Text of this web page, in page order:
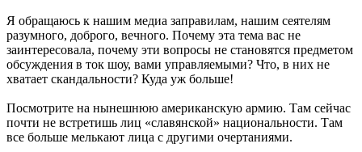
Я обращаюсь к нашим медиа заправилам, нашим сеятелям
разумного, доброго, вечного. Почему эта тема вас не
заинтересовала, почему эти вопросы не становятся предметом
обсуждения в ток шоу, вами управляемыми? Что, в них не
хватает скандальности? Куда уж больше!
Посмотрите на нынешнюю американскую армию. Там сейчас
почти не встретишь лиц «славянской» национальности. Там
все больше мелькают лица с другими очертаниями.